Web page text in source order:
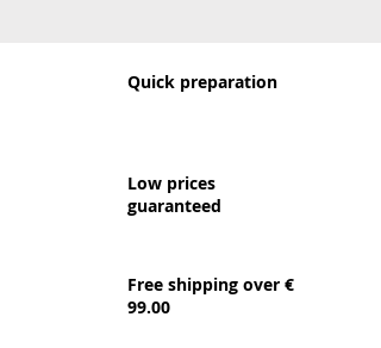
Quick preparation
Low prices
guaranteed
Free shipping over €
99.00